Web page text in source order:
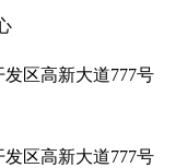
区高新大道777号
区高新大道777号